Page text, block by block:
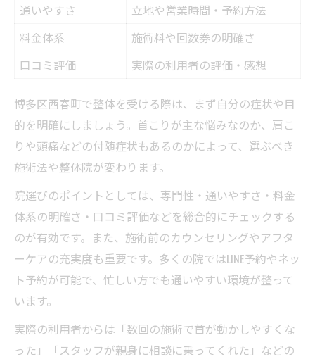
通いやすさ
立地や営業時間・予約方法
料金体系
施術料や回数券の明確さ
口コミ評価
実際の利用者の評価・感想
博多区西春町で整体を受ける際は、まず自分の症状や目
的を明確にしましょう。首こりが主な悩みなのか、肩こ
りや頭痛などの付随症状もあるのかによって、選ぶべき
施術法や整体院が変わります。
院選びのポイントとしては、専門性・通いやすさ・料金
体系の明確さ・口コミ評価などを総合的にチェックする
のが有効です。また、施術前のカウンセリングやアフタ
ーケアの充実度も重要です。多くの院ではLINE予約やネッ
ト予約が可能で、忙しい方でも通いやすい環境が整って
います。
実際の利用者からは「数回の施術で首が動かしやすくな
った」「スタッフが親身に相談に乗ってくれた」などの